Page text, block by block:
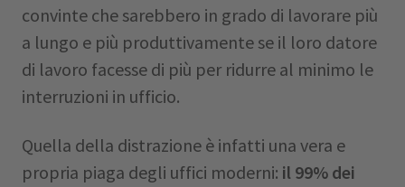
convinte che sarebbero in grado di lavorare più
a lungo e più produttivamente se il loro datore
di lavoro facesse di più per ridurre al minimo le
interruzioni in ufficio.
Quella della distrazione è infatti una vera e
propria piaga degli uffici moderni: il 99% dei